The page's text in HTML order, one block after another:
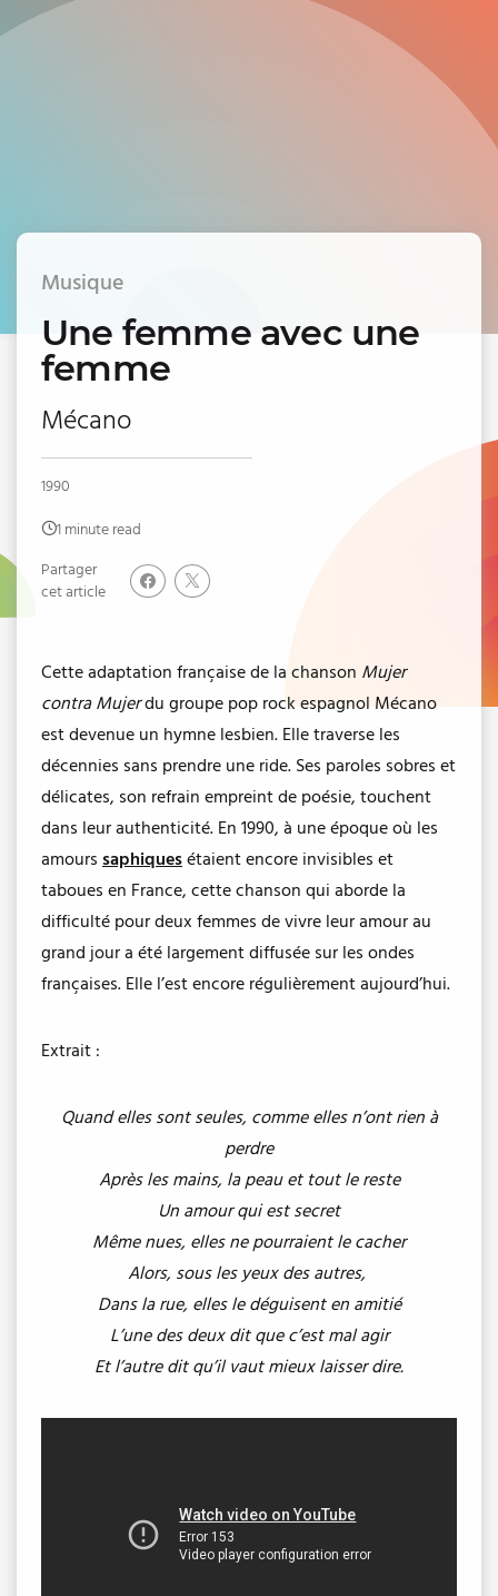
Musique
Une femme avec une
femme
Mécano
1990
1 minute read
Partager
cet article
Cette adaptation française de la chanson Mujer
contra Mujerdu groupe pop rock espagnol Mécano
est devenue un hymne lesbien. Elle traverse les
décennies sans prendre une ride. Ses paroles sobres et
délicates, son refrain empreint de poésie, touchent
dans leur authenticité. En 1990, à une époque où les
amours saphiquesétaient encore invisibles et
taboues en France, cette chanson qui aborde la
difficulté pour deux femmes de vivre leur amour au
grand jour a été largement diffusée sur les ondes
françaises. Elle l’est encore régulièrement aujourd’hui.
Extrait :
Quand elles sont seules, comme elles n’ont rien à
perdre
Après les mains, la peau et tout le reste
Un amour qui est secret
Même nues, elles ne pourraient le cacher
Alors, sous les yeux des autres,
Dans la rue, elles le déguisent en amitié
L’une des deux dit que c’est mal agir
Et l’autre dit qu’il vaut mieux laisser dire.